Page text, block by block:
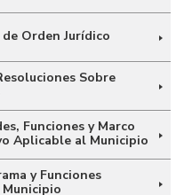
Orden Jurídico
Sobre
Funciones y Marco
Aplicable al Municipio
y Funciones